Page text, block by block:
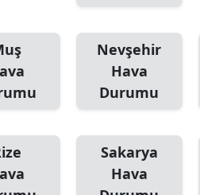
Nevşehir
Hava
Durumu
Sakarya
Hava